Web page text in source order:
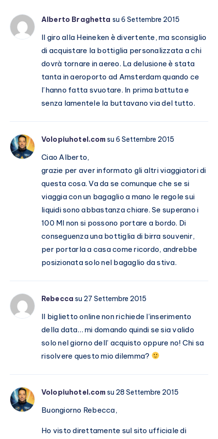
Alberto Braghetta su 6 Settembre 2015
Il giro alla Heineken è divertente, ma sconsiglio
di acquistare la bottiglia personalizzata a chi
dovrà tornare in aereo. La delusione è stata
tanta in aeroporto ad Amsterdam quando ce
l’hanno fatta svuotare. In prima battuta e
senza lamentele la buttavano via del tutto.
Volopiuhotel.comsu 6 Settembre 2015
Ciao Alberto,
grazie per aver informato gli altri viaggiatori di
questa cosa. Va da se comunque che se si
viaggia con un bagaglio a mano le regole sui
liquidi sono abbastanza chiare. Se superano i
100 Ml non si possono portare a bordo. Di
conseguenza una bottiglia di birra souvenir,
per portarla a casa come ricordo, andrebbe
posizionata solo nel bagaglio da stiva.
Rebecca su 27 Settembre 2015
Il biglietto online non richiede l’inserimento
della data… mi domando quindi se sia valido
solo nel giorno dell’ acquisto oppure no! Chi sa
risolvere questo mio dilemma?
Volopiuhotel.comsu 28 Settembre 2015
Buongiorno Rebecca,
Ho visto direttamente sul sito ufficiale di